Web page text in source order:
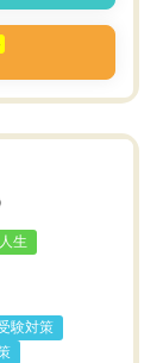
生
験対策